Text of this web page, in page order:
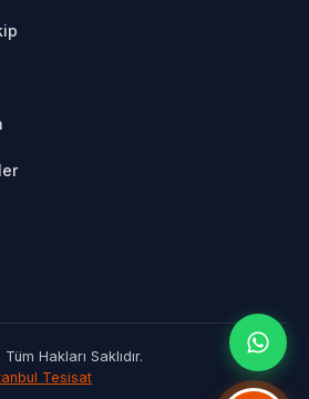
Hakları Saklıdır.
Tesisat